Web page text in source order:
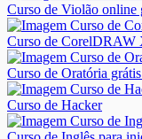
Curso de Violão online
Curso de CorelDRAW
Curso de Oratória
Curso de Hacker